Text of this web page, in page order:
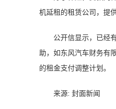
机延租的租赁公司，提
公开信显示，已经
助，如东风汽车财务有
的租金支付调整计划。
来源: 封面新闻